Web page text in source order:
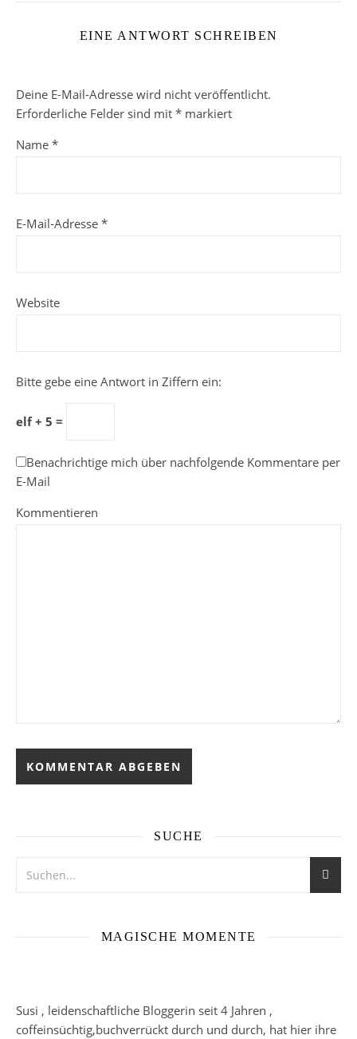
EINE ANTWORT SCHREIBEN
Deine E-Mail-Adresse wird nicht veröffentlicht.
Erforderliche Felder sind mit * markiert
Name *
E-Mail-Adresse *
Website
Bitte gebe eine Antwort in Ziffern ein:
elf + 5 =
Benachrichtige mich über nachfolgende Kommentare per
E-Mail
Kommentieren
SUCHE
MAGISCHE MOMENTE
Susi , leidenschaftliche Bloggerin seit 4 Jahren ,
coffeinsüchtig,buchverrückt durch und durch, hat hier ihre